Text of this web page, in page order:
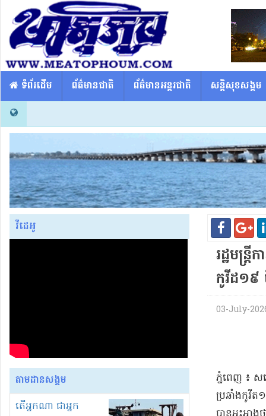
​​ ទំព័រដើម ព័ត៌មានជាតិ ព័ត៌មានអន្តរជាតិ សន្តិសុខសង្គម
វីដេអូ
តាមដានសង្គម
តើអ្នកណា ជាអ្នក
រដ្ឋមន្ត្
កូ​វីដ​១៩
03-July-
ភ្នំពេញ ៖ ស
ប្រឆាំង​កូ​វីត​